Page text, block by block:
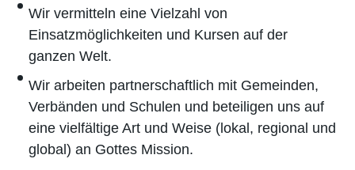
Wir vermitteln eine Vielzahl von
Einsatzmöglichkeiten und Kursen auf der
ganzen Welt.
Wir arbeiten partnerschaftlich mit Gemeinden,
Verbänden und Schulen und beteiligen uns auf
eine vielfältige Art und Weise (lokal, regional und
global) an Gottes Mission.